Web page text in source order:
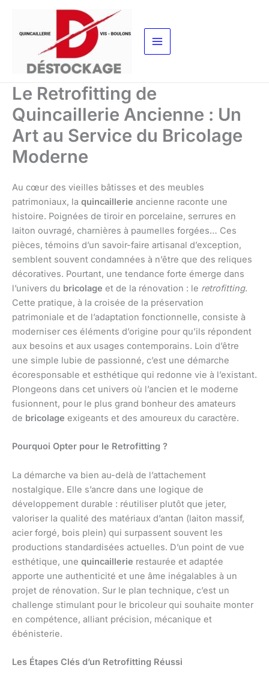
contenu
Le Retrofitting de
Quincaillerie Ancienne : Un
Art au Service du Bricolage
Moderne
Au cœur des vieilles bâtisses et des meubles
patrimoniaux, la quincaillerie ancienne raconte une
histoire. Poignées de tiroir en porcelaine, serrures en
laiton ouvragé, charnières à paumelles forgées… Ces
pièces, témoins d’un savoir-faire artisanal d’exception,
semblent souvent condamnées à n’être que des reliques
décoratives. Pourtant, une tendance forte émerge dans
l’univers du bricolage et de la rénovation : le retrofitting.
Cette pratique, à la croisée de la préservation
patrimoniale et de l’adaptation fonctionnelle, consiste à
moderniser ces éléments d’origine pour qu’ils répondent
aux besoins et aux usages contemporains. Loin d’être
une simple lubie de passionné, c’est une démarche
écoresponsable et esthétique qui redonne vie à l’existant.
Plongeons dans cet univers où l’ancien et le moderne
fusionnent, pour le plus grand bonheur des amateurs
de bricolage exigeants et des amoureux du caractère.
Pourquoi Opter pour le Retrofitting ?
La démarche va bien au-delà de l’attachement
nostalgique. Elle s’ancre dans une logique de
développement durable : réutiliser plutôt que jeter,
valoriser la qualité des matériaux d’antan (laiton massif,
acier forgé, bois plein) qui surpassent souvent les
productions standardisées actuelles. D’un point de vue
esthétique, une quincaillerie restaurée et adaptée
apporte une authenticité et une âme inégalables à un
projet de rénovation. Sur le plan technique, c’est un
challenge stimulant pour le bricoleur qui souhaite monter
en compétence, alliant précision, mécanique et
ébénisterie.
Les Étapes Clés d’un Retrofitting Réussi